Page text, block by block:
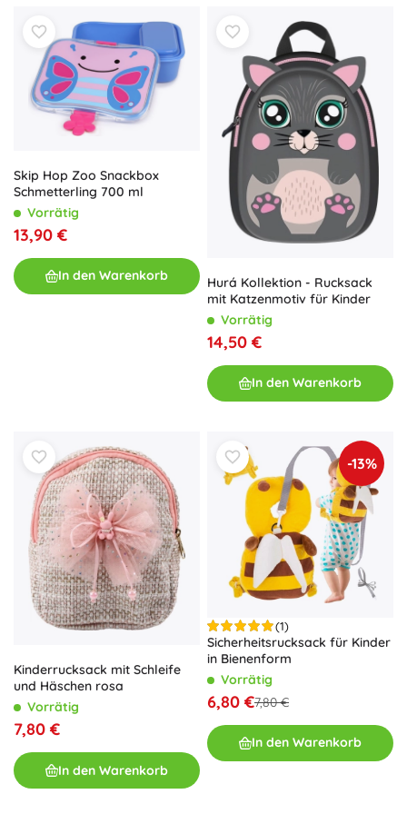
Skip Hop Zoo Snackbox
Schmetterling 700 ml
Vorrätig
13,90 €
In den Warenkorb
Hurá Kollektion - Rucksack
mit Katzenmotiv für Kinder
Vorrätig
14,50 €
In den Warenkorb
Kinderrucksack mit Schleife
und Häschen rosa
Vorrätig
7,80 €
In den Warenkorb
-13%
(1)
Sicherheitsrucksack für Kinder
in Bienenform
Vorrätig
6,80 €7,80 €
In den Warenkorb